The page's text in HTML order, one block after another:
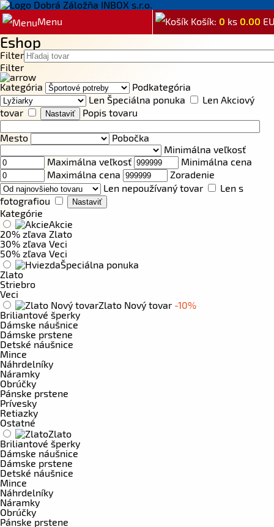
Menu Košík: 0 ks 0.00
Eshop
Filter
Filter
Kategória
Podkategória
Len Špeciálna ponuka
Len Akciový
tovar
Popis tovaru
Mesto
Pobočka
Minimálna veľkosť
Maximálna veľkosť
Minimálna cena
Maximálna cena
Zoradenie
Len nepoužívaný tovar
Len s
fotografiou
Kategórie
Akcie
20% zľava Zlato
30% zľava Veci
50% zľava Veci
Špeciálna ponuka
Zlato
Striebro
Veci
Zlato Nový tovar -10%
Briliantové šperky
Dámske náušnice
Dámske prstene
Detské náušnice
Mince
Náhrdelníky
Náramky
Obrúčky
Pánske prstene
Prívesky
Retiazky
Ostatné
Zlato
Briliantové šperky
Dámske náušnice
Dámske prstene
Detské náušnice
Mince
Náhrdelníky
Náramky
Obrúčky
Pánske prstene